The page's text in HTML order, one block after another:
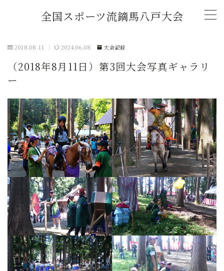
全国スポーツ流鏑馬八戸大会
トップページ
新着情報
(2026年)「全国スポーツ流鏑馬第11回八戸大
会」開催概要
チャレンジマッチ U-18流鏑馬大会
大会記録
2026年大会協賛スポンサー募集中！
全国スポーツ流鏑馬八戸大会実行委員会
2018.08.11 2024.06.08 大会記録
（2018年8月11日）第3回大会写真ギャラリ
ー